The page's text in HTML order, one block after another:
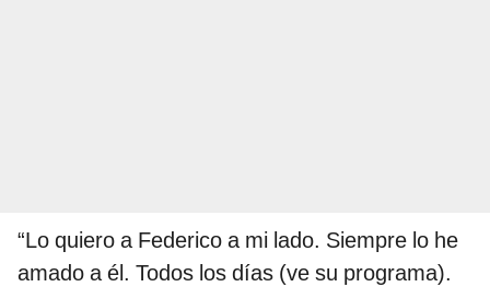
“Lo quiero a Federico a mi lado. Siempre lo he
amado a él. Todos los días (ve su programa).